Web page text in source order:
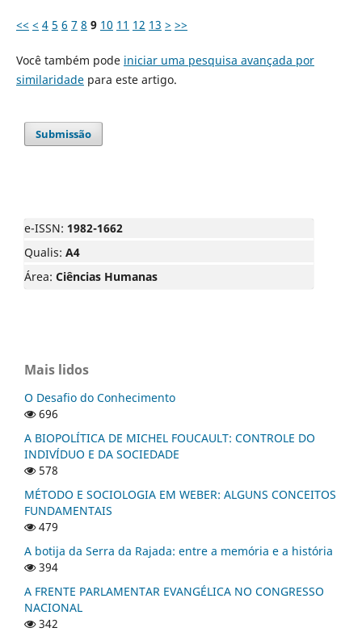
<< < 4 5 6 7 8 9 10 11 12 13 > >>
Você também pode iniciar uma pesquisa avançada por
similaridadepara este artigo.
Submissão
e-ISSN: 1982-1662
Qualis: A4
Área: Ciências Humanas
Mais lidos
O Desafio do Conhecimento
696
A BIOPOLÍTICA DE MICHEL FOUCAULT: CONTROLE DO
INDIVÍDUO E DA SOCIEDADE
578
MÉTODO E SOCIOLOGIA EM WEBER: ALGUNS CONCEITOS
FUNDAMENTAIS
479
A botija da Serra da Rajada: entre a memória e a história
394
A FRENTE PARLAMENTAR EVANGÉLICA NO CONGRESSO
NACIONAL
342